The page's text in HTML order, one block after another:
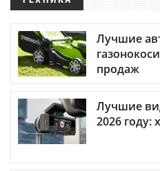
Лучшие
продаж
Лучшие
2026 году: